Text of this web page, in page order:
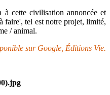
à cette civilisation annoncée et
faire', tel est notre projet, limité,
/ animal.
sur Google, Éditions Vie.